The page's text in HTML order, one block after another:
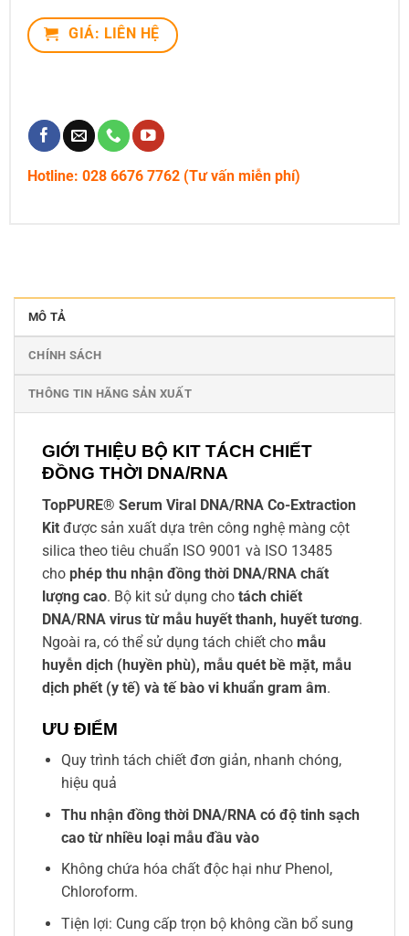
GIÁ: LIÊN HỆ
Hotline: 028 6676 7762 (Tư vấn miễn phí)
MÔ TẢ
CHÍNH SÁCH
THÔNG TIN HÃNG SẢN XUẤT
GIỚI THIỆU BỘ KIT TÁCH CHIẾT
ĐỒNG THỜI DNA/RNA
TopPURE® Serum Viral DNA/RNA Co-Extraction
Kit được sản xuất dựa trên công nghệ màng cột
silica theo tiêu chuẩn ISO 9001 và ISO 13485
cho phép thu nhận đồng thời DNA/RNA chất
lượng cao. Bộ kit sử dụng cho tách chiết
DNA/RNA virus từ mẫu huyết thanh, huyết tương.
Ngoài ra, có thể sử dụng tách chiết cho mẫu
huyễn dịch (huyền phù), mẫu quét bề mặt, mẫu
dịch phết (y tế) và tế bào vi khuẩn gram âm.
ƯU ĐIỂM
Quy trình tách chiết đơn giản, nhanh chóng,
hiệu quả
Thu nhận đồng thời DNA/RNA có độ tinh sạch
cao từ nhiều loại mẫu đầu vào
Không chứa hóa chất độc hại như Phenol,
Chloroform.
Tiện lợi: Cung cấp trọn bộ không cần bổ sung